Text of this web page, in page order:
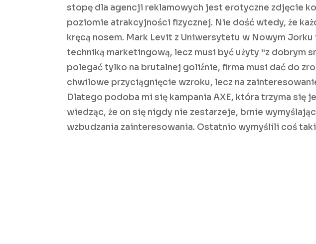
stopę dla agencji reklamowych jest erotyczne zdjęcie
poziomie atrakcyjności fizycznej. Nie dość wtedy, że
kręcą nosem. Mark Levit z Uniwersytetu w Nowym
techniką marketingową, lecz musi być użyty “z dobrym
polegać tylko na brutalnej goliźnie, firma musi dać do
chwilowe przyciągnięcie wzroku, lecz na
Dlatego podoba mi się kampania AXE, która trzyma się
wiedząc, że on się nigdy nie zestarzeje, brnie
wzbudzania zainteresowania. Ostatnio wymyślili coś